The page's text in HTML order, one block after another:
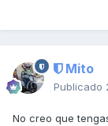
Mito
Publicado
No creo que